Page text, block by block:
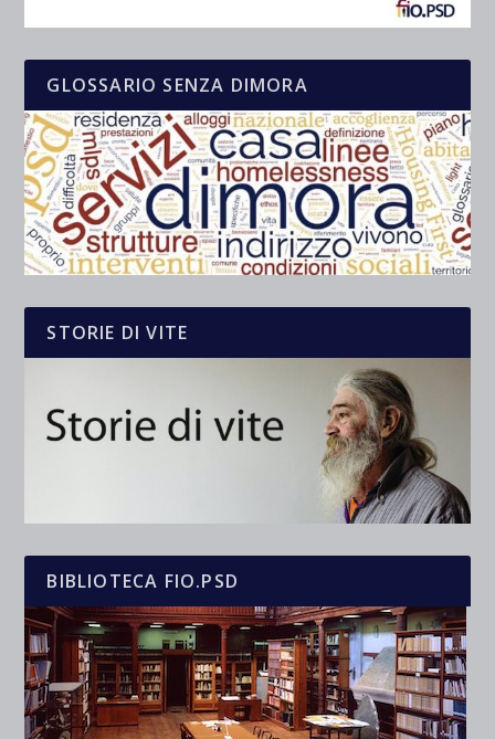
GLOSSARIO SENZA DIMORA
STORIE DI VITE
BIBLIOTECA FIO.PSD